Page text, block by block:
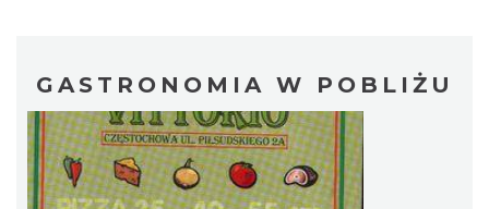
GASTRONOMIA W POBLIŻU